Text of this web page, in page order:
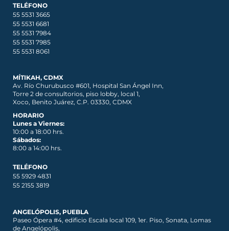
TELÉFONO
55 5531 3665
55 5531 6681
55 5531 7984
55 5531 7985
55 5531 8061
MÍTIKAH, CDMX
Av. Río Churubusco #601, Hospital San Ángel Inn,
Torre 2 de consultorios, piso lobby, local 1,
Xoco, Benito Juárez, C.P. 03330, CDMX
HORARIO
Lunes a Viernes:
10:00 a 18:00 hrs.
Sábados:
8:00 a 14:00 hrs.
TELÉFONO
55 5929 4831
55 2155 3819
ANGELÓPOLIS, PUEBLA
Paseo Ópera #4, edificio Escala local 109, 1er. Piso, Sonata, Lomas
de Angelópolis,